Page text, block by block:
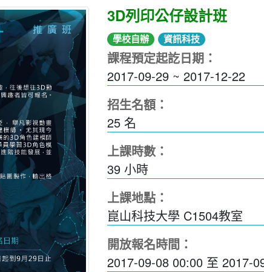
3D列印公仔設計班
學校自辦 資訊科技
課程預定起訖日期：
2017-09-29 ~ 2017-12-22
招生名額：
25 名
上課時數：
39小時
上課地點：
崑山科技大學 C1504教室
開放報名時間：
2017-09-08 00:00 至 2017-